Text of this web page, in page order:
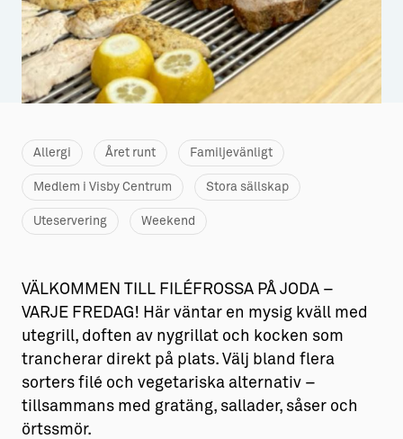
Aktiviteter
Sustainable Plejs
Möten & kongresser
Hansestaden världsarv
Gotlands kulturarv
Almedalsveckan
Visby Centrum
→ Gutamål och gotländska
Allt om bostad
→ Hyra bostad
→ Köpa bostad
→ Bygga hus
Allt om livet på Ön
→ Föreningsliv
→ Idrottsliv
→ Tonårsliv
Barn & Familj
Allergi Året runt Familjevänligt
Medlem i Visby Centrum Stora sällskap
Uteservering Weekend
VÄLKOMMEN TILL FILÉFROSSA PÅ JODA –
VARJE FREDAG! Här väntar en mysig kväll med
utegrill, doften av nygrillat och kocken som
trancherar direkt på plats. Välj bland flera
sorters filé och vegetariska alternativ –
tillsammans med gratäng, sallader, såser och
örtssmör.